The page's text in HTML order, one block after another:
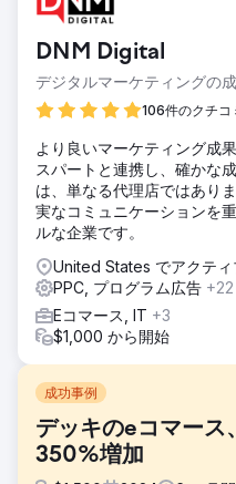
DNM Digital
デジタルマーケティングの
106件のクチコ
より良いマーケティング成
スパートと連携し、確かな
は、単なる代理店ではあり
実なコミュニケーションを
ルな企業です。
United States でアクティ
PPC, プログラム広告 +22
Eコマース, IT +3
$1,000 から開始
成功事例
デッキのeコマース
350%増加